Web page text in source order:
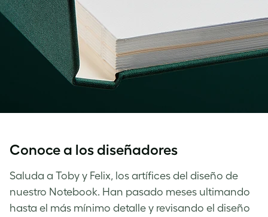
Conoce a los diseñadores
Saluda a Toby y Felix, los artífices del diseño de
nuestro Notebook. Han pasado meses ultimando
hasta el más mínimo detalle y revisando el diseño